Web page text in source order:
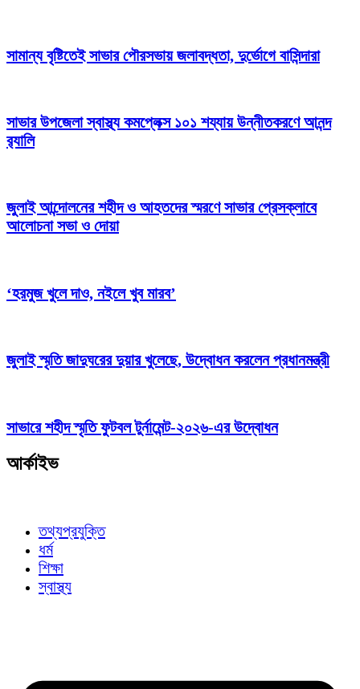
সামান্য বৃষ্টিতেই সাভার পৌরসভায় জলাবদ্ধতা, দুর্ভোগে বাসিন্দারা
সাভার উপজেলা স্বাস্থ্য কমপ্লেক্স ১০১ শয্যায় উন্নীতকরণে আনন্দ
র‍্যালি
জুলাই আন্দোলনের শহীদ ও আহতদের স্মরণে সাভার প্রেসক্লাবে
আলোচনা সভা ও দোয়া
‘হরমুজ খুলে দাও, নইলে খুব মারব’
জুলাই স্মৃতি জাদুঘরের দুয়ার খুলেছে, উদ্বোধন করলেন প্রধানমন্ত্রী
সাভারে শহীদ স্মৃতি ফুটবল টুর্নামেন্ট-২০২৬-এর উদ্বোধন
আর্কাইভ
তথ্যপ্রযুক্তি
ধর্ম
শিক্ষা
স্বাস্থ্য